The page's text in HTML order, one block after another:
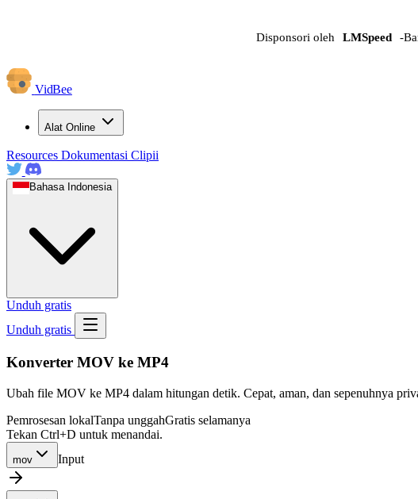
Disponsori oleh LMSpeed -
VidBee
Alat Online
Resources Dokumentasi Clipii
Bahasa Indonesia
Unduh gratis
Unduh gratis
Konverter MOV ke MP4
Ubah file MOV ke MP4 dalam hitungan detik. Cepat, aman, dan sepenuhnya
Pemrosesan lokalTanpa unggahGratis selamanya
Tekan Ctrl+D untuk menandai.
mov Input